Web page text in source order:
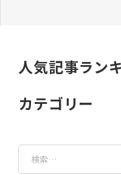
人気記事ラン
カテゴリー